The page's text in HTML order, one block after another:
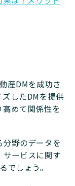
産DMを成功さ
したDMを提供
めて関係性を
野のデータを
ービスに関す
でしょう。